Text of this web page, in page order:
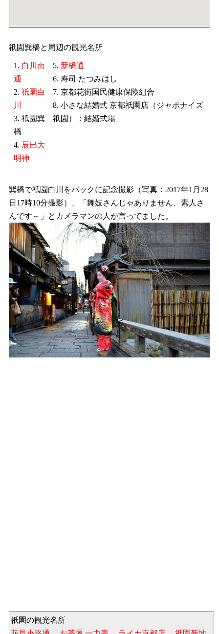
祇園巽橋と周辺の観光名所
1. 白川南
通
2. 祇園白
川
3. 祇園巽
橋
4. 辰巳大
明神
5. 新橋通
6. 寿司 たつみはし
7. 京都花街国民健康保険組合
8. 小さな結婚式 京都祇園店（ジャポナイズ
祇園）：結婚式場
巽橋で祇園白川をバックに記念撮影（写真：2017年1月28
日17時10分撮影）、「舞妓さんじゃありません、素人さ
んです～」とカメラマンの人が言ってました。
祇園の観光名所